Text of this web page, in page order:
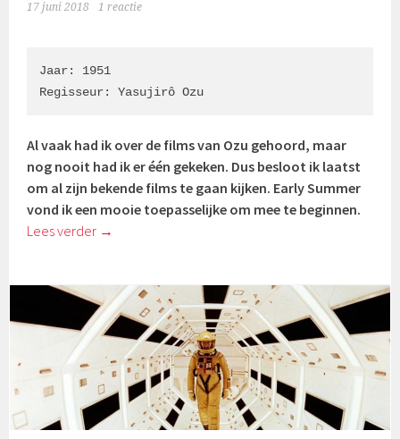
17 juni 2018 1 reactie
Jaar: 1951
Regisseur: Yasujirô Ozu
Al vaak had ik over de films van Ozu gehoord, maar
nog nooit had ik er één gekeken. Dus besloot ik laatst
om al zijn bekende films te gaan kijken. Early Summer
vond ik een mooie toepasselijke om mee te beginnen.
Lees verder →